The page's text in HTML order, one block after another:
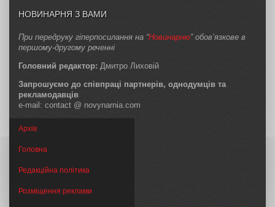
НОВИНАРНЯ З ВАМИ
При передруку гіперпосилання на “Новинарню” обов’язкове в
першому-другому реченні
Головний редактор: Дмитро Лиховій
Запрошуємо до співпраці партнерів, однодумців та
рекламодавців
e-mail: contact @ novynarnia.com
Архів
Головна
Редакційна політика
Розміщення реклами